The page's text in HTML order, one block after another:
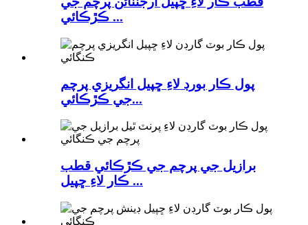
ڪڙڪائي ...
پول ڪار بورڊ لاءِ ڇپيل انگريزي پرچم
جي ڪڙڪائي...
برازيل جي پرچم جي ڪڙڪائي قطب
ڪار لاءِ ڇپيل ...